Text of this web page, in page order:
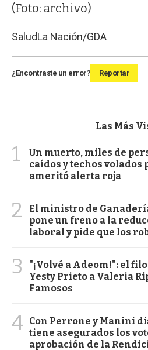
(Foto: archivo)
SaludLa Nación/GDA
¿Encontraste un error? Reportar
Las Más
1
Un muerto, miles de
caídos y techos volados
ameritó alerta roja
2
El ministro de
pone un freno a la
laboral y pide que los
3
"¡Volvé a Adeom!": el
Yesty Prieto a Valeria
Famosos
4 Con Perrone y Manini
tiene asegurados los
aprobación de la